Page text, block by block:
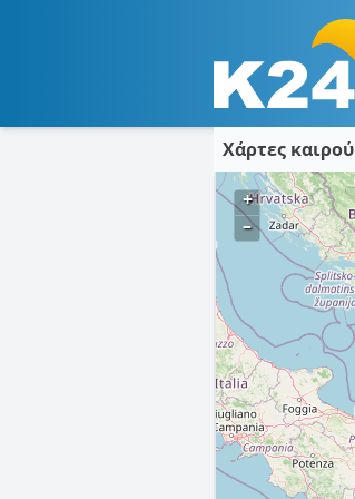
Χάρτες καιρού
+
–